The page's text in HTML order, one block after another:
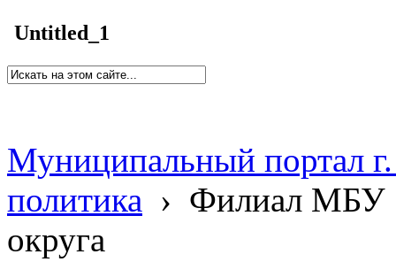
Untitled_1
Муниципальный портал
политика › Филиал МБУ
округа